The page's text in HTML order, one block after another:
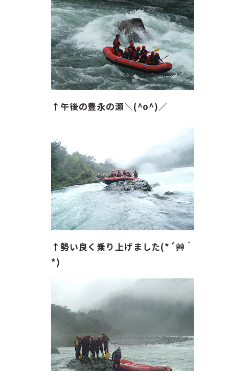
↑午後の豊永の瀬＼(^o^)／
↑勢い良く乗り上げました(*´艸｀
*)